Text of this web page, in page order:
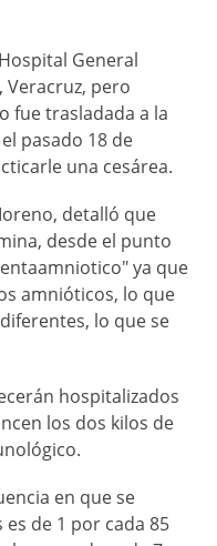
General
Veracruz, pero
fue trasladada a la
pasado 18 de
una cesárea.
detalló que
desde el punto
ya que
amnióticos, lo que
lo que se
hospitalizados
los dos kilos de
en que se
de 1 por cada 85